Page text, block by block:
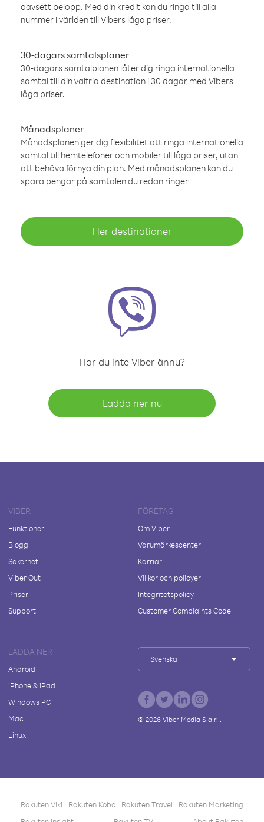
oavsett belopp. Med din kredit kan du ringa till alla
nummer i världen till Vibers låga priser.
30-dagars samtalsplaner
30-dagars samtalplanen låter dig ringa internationella
samtal till din valfria destination i 30 dagar med Vibers
låga priser.
Månadsplaner
Månadsplanen ger dig flexibilitet att ringa internationella
samtal till hemtelefoner och mobiler till låga priser, utan
att behöva förnya din plan. Med månadsplanen kan du
spara pengar på samtalen du redan ringer
Fler destinationer
Har du inte Viber ännu?
Ladda ner nu
VIBER
Funktioner
Blogg
Säkerhet
Viber Out
Priser
Support
FÖRETAG
Om Viber
Varumärkescenter
Karriär
Villkor och policyer
Integritetspolicy
Customer Complaints Code
LADDA NER
Android
iPhone & iPad
Windows PC
Mac
Linux
Svenska
© 2026Viber Media S.à r.l.
Rakuten Viki Rakuten Kobo Rakuten Travel
Rakuten Marketing